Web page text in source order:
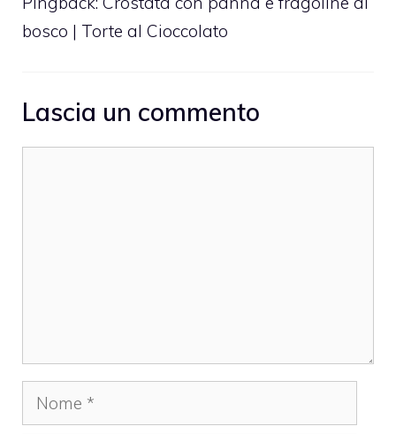
bosco | Torte al Cioccolato
Lascia un commento
Nome